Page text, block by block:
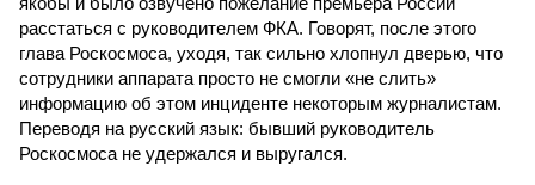
расстаться с руководителем ФКА. Говорят, после этого
глава Роскосмоса, уходя, так сильно хлопнул дверью, что
сотрудники аппарата просто не смогли «не слить»
информацию об этом инциденте некоторым журналистам.
Переводя на русский язык: бывший руководитель
Роскосмоса не удержался и выругался.